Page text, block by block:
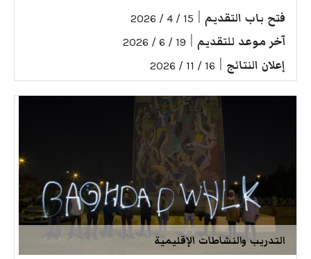
فتح باب التقديم 15 / 4 / 2026
آخر موعد للتقديم 19 / 6 / 2026
إعلان النتائج 16 / 11 / 2026
التدريب والنشاطات الإقليمية